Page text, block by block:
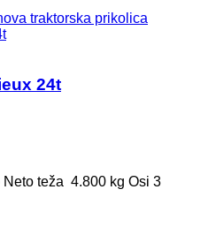
traktorska prikolica
24t
Neto teža 4.800 kg Osi 3